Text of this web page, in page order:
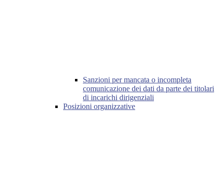
Sanzioni per mancata o incompleta
comunicazione dei dati da parte dei titolari
di incarichi dirigenziali
Posizioni organizzative